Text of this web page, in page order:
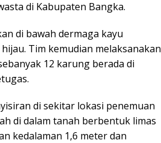
di Kabupaten Bangka.
di bawah dermaga kayu
Tim kemudian melaksanakan
12 karung berada di
di sekitar lokasi penemuan
di dalam tanah berbentuk limas
kedalaman 1,6 meter dan